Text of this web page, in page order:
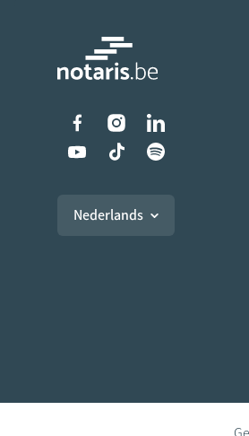
Liens vers
Nederlands